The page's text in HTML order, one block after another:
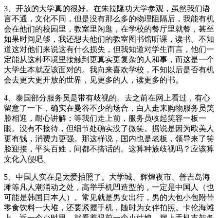
3、开放的大学真的很好。在朱拉隆功大学参观，虽然我们语
言不通，文化不同，但是没有那么多的物理阻隔后，我能有机
会在他们的校园里，教室里闲逛，在学校的餐厅里就餐，甚至
如果时间足够，我还想去他们的教室图书馆听课，读书。不知
道这对他们来说这有什么损失，但我知道对学生而言，他们一
定能从这种环境里接触到更真实更复杂的人和事，而这是一个
大学生本就应该面对的。我向来喜欢学校，不知以后是否有机
会去更大更开放的世界，见更多的人，读更多的书。
4、泰国部分服务员是带有歧视的。去之前在网上看过，有心
留意了一下，确实在曼谷不少的场合，白人走来购物服务员笑
脸相迎，耐心讲解；等我们走上前，服务员收起笑容一板一
眼。没有不接待，但细节处确实没了微笑。据说是因为欧美人
更有钱，消费力更强。那这样说，国内也是老板，领导来了笑
脸迎接，平头百姓，问都不搭话的。这算种族歧视吗？应该算
文化入侵吧。
5、中国人实在是太爱拍照了。大学城、辉煌夜市、普吉岛海
滩等凡人潮涌动之处，高举手机凹造型的，一定是中国人（也
可能是韩国日本人）。常见就是男女出行，男的大包小包附带
零食饮料一大堆，还要紧握手机，随时为女伴拍照。卡伦海滩